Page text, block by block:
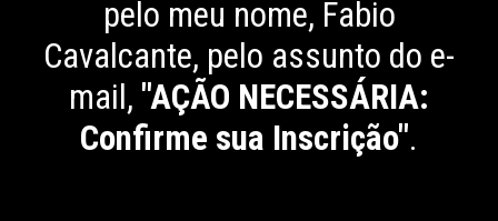
pelo meu nome, Fabio
Cavalcante, pelo assunto do e-
mail, "AÇÃO NECESSÁRIA:
Confirme sua Inscrição".